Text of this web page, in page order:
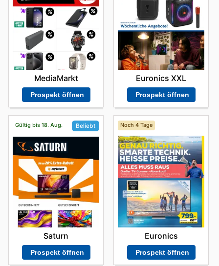
bleiben und keine der attraktiven Aktionen zu
verpassen. Freuen Sie sich auf spannende
Einkaufserlebnisse und tolle Einsparungen bei
Deutschland.
Deutschland.
MediaMarkt
Prospekt öffnen
Euronics XXL
Prospekt öffnen
Gültig bis 18. Aug. Beliebt
Saturn
Prospekt öffnen
Noch 4 Tage
Euronics
Prospekt öffnen